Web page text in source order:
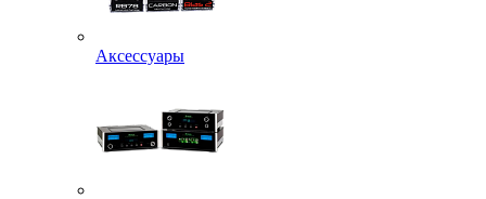
Аксессуары